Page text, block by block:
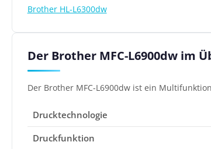
Brother HL-L6300dw
Der Brother MFC-L6900dw im
Der Brother MFC-L6900dw ist ein
Drucktechnologie
Druckfunktion